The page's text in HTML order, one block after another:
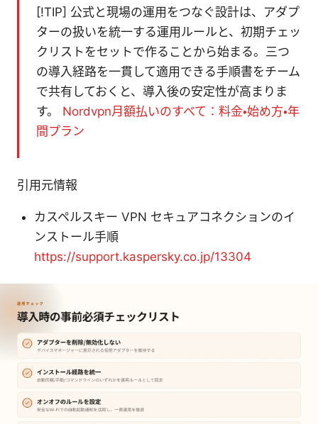
[!TIP] 公式と現場の運用をつなぐ設計は、アダプ
ターの扱いを統一する運用ルールと、初期チェッ
クリストをセットで作ることから始まる。三つ
の導入経路を一貫して適用できる手順書をチーム
で共有しておくと、導入後の安定性が高まりま
す。 Nordvpn月額払いのすべて：料金・始め方・年
間プラン
引用元情報
カスペルスキー VPN セキュアコネクションのイ
ンストール手順
https://support.kaspersky.co.jp/13304